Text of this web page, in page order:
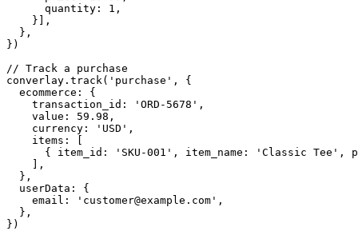
      quantity: 1,
    }],
  },
})
// Track a purchase
converlay.track('purchase', {
  ecommerce: {
    transaction_id: 'ORD-5678',
    value: 59.98,
    currency: 'USD',
    items: [
{ item_id: 'SKU-001', item_name: 'Classic Tee',
    ],
  },
  userData: {
    email: 'customer@example.com',
  },
})